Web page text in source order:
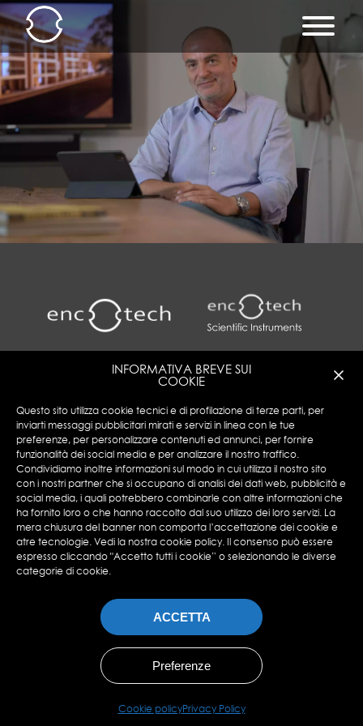
INFORMATIVA BREVE SUI
COOKIE
Questo sito utilizza cookie tecnici e di profilazione di terze parti, per
inviarti messaggi pubblicitari mirati e servizi in linea con le tue
preferenze, per personalizzare contenuti ed annunci, per fornire
funzionalità dei social media e per analizzare il nostro traffico.
Condividiamo inoltre informazioni sul modo in cui utilizza il nostro sito
con i nostri partner che si occupano di analisi dei dati web, pubblicità e
social media, i quali potrebbero combinarle con altre informazioni che
ha fornito loro o che hanno raccolto dal suo utilizzo dei loro servizi. La
mera chiusura del banner non comporta l’accettazione dei cookie e
atre tecnologie. Vedi la nostra cookie policy. Il consenso può essere
espresso cliccando "Accetto tutti i cookie” o selezionando le diverse
categorie di cookie.
ACCETTA
Preferenze
Cookie policyPrivacy Policy
Rights Reserved.
N°IVA: CHE 115.049.369-IVA
Privacy Policy|Cookies Policy